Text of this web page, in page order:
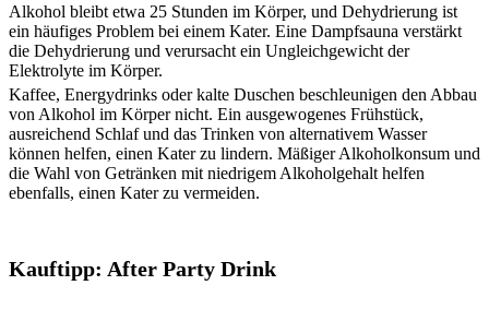
Alkohol bleibt etwa 25 Stunden im Körper, und Dehydrierung ist
ein häufiges Problem bei einem Kater. Eine Dampfsauna verstärkt
die Dehydrierung und verursacht ein Ungleichgewicht der
Elektrolyte im Körper.
Kaffee, Energydrinks oder kalte Duschen beschleunigen den Abbau
von Alkohol im Körper nicht. Ein ausgewogenes Frühstück,
ausreichend Schlaf und das Trinken von alternativem Wasser
können helfen, einen Kater zu lindern. Mäßiger Alkoholkonsum und
die Wahl von Getränken mit niedrigem Alkoholgehalt helfen
ebenfalls, einen Kater zu vermeiden.
Kauftipp: After Party Drink